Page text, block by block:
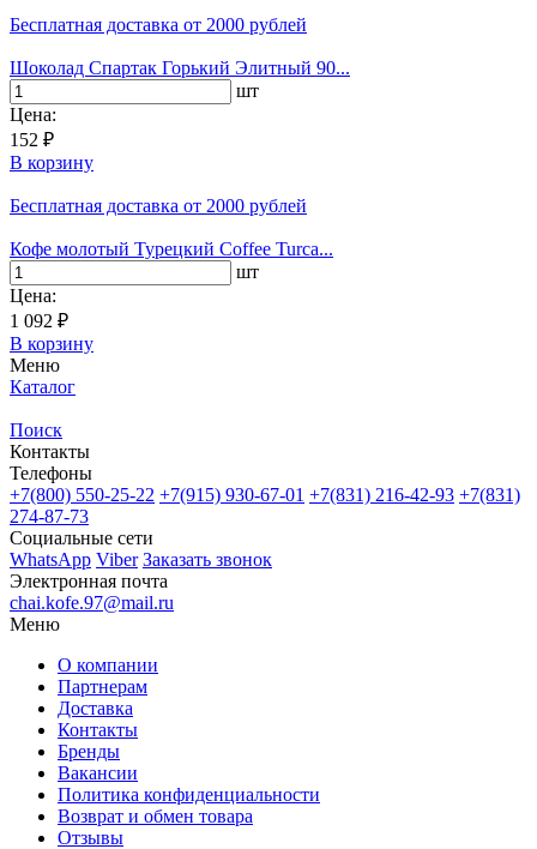
Бесплатная доставка от 2000 рублей
Шоколад Спартак Горький Элитный 90...
шт
Цена:
152 ₽
В корзину
Бесплатная доставка от 2000 рублей
Кофе молотый Турецкий Coffee Turca...
шт
Цена:
1 092 ₽
В корзину
Меню
Каталог
Поиск
Контакты
Телефоны
+7(800) 550-25-22 +7(915) 930-67-01 +7(831) 216-42-93 +7(831)
274-87-73
Социальные сети
WhatsApp Viber Заказать звонок
Электронная почта
chai.kofe.97@mail.ru
Меню
О компании
Партнерам
Доставка
Контакты
Бренды
Вакансии
Политика конфиденциальности
Возврат и обмен товара
Отзывы